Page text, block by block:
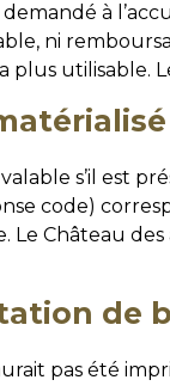
à
ni
plus utilisable.
s’il est
code)
Le Château
de
pas été